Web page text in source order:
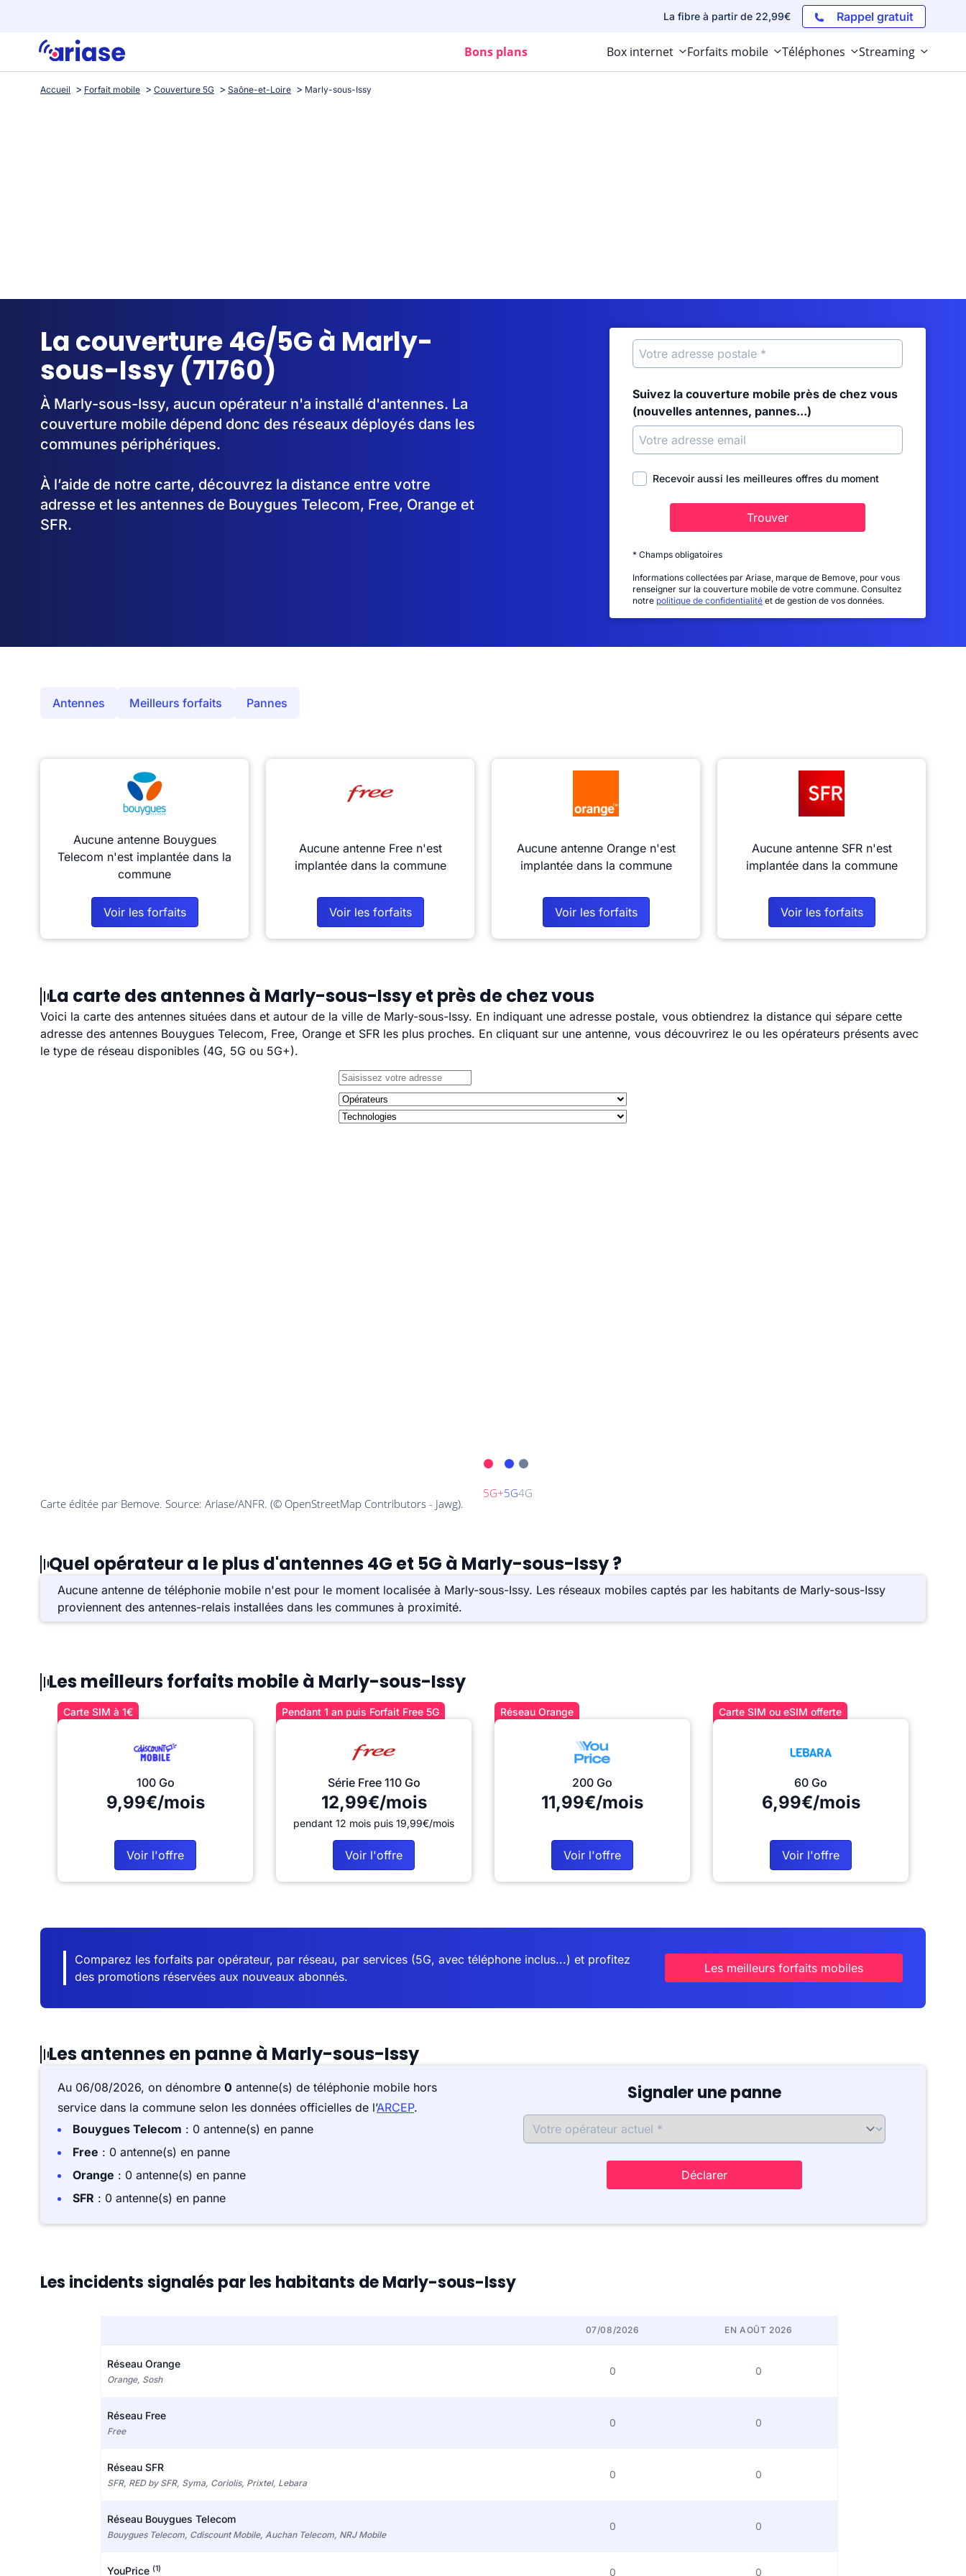
La fibre à partir de 22,99€ Rappel gratuit
Bons plans Box internet Forfaits mobile Téléphones Streaming
Accueil Forfait mobile Couverture 5G Saône-et-Loire Marly-sous-Issy
La couverture 4G/5G à Marly-
sous-Issy (71760)
À Marly-sous-Issy, aucun opérateur n'a installé d'antennes. La
couverture mobile dépend donc des réseaux déployés dans les
communes périphériques.
À l’aide de notre carte, découvrez la distance entre votre
adresse et les antennes de Bouygues Telecom, Free, Orange et
SFR.
Suivez la couverture mobile près de chez vous
(nouvelles antennes, pannes...)
Recevoir aussi les meilleures offres du moment
Trouver
* Champs obligatoires
Informations collectées par Ariase, marque de Bemove, pour vous
renseigner sur la couverture mobile de votre commune. Consultez
notre politique de confidentialité et de gestion de vos données.
Antennes Meilleurs forfaits Pannes
Aucune antenne Bouygues
Telecom n'est implantée dans la
commune
Voir les forfaits
Aucune antenne Free n'est
implantée dans la commune
Voir les forfaits
Aucune antenne Orange n'est
implantée dans la commune
Voir les forfaits
Aucune antenne SFR n'est
implantée dans la commune
Voir les forfaits
La carte des antennes à Marly-sous-Issy et près de chez vous
Voici la carte des antennes situées dans et autour de la ville de Marly-sous-Issy. En indiquant une adresse postale, vous obtiendrez la distance qui sépare cette
adresse des antennes Bouygues Telecom, Free, Orange et SFR les plus proches. En cliquant sur une antenne, vous découvrirez le ou les opérateurs présents avec
le type de réseau disponibles (4G, 5G ou 5G+).
Quel opérateur a le plus d'antennes 4G et 5G à Marly-sous-Issy ?
Aucune antenne de téléphonie mobile n'est pour le moment localisée à Marly-sous-Issy. Les réseaux mobiles captés par les habitants de Marly-sous-Issy
proviennent des antennes-relais installées dans les communes à proximité.
Les meilleurs forfaits mobile à Marly-sous-Issy
Carte SIM à 1€
100 Go
9,99€/mois
Voir l'offre
Pendant 1 an puis Forfait Free 5G
Série Free 110 Go
12,99€/mois
pendant 12 mois puis 19,99€/mois
Voir l'offre
Réseau Orange
200 Go
11,99€/mois
Voir l'offre
Carte SIM ou eSIM offerte
60 Go
6,99€/mois
Voir l'offre
Comparez les forfaits par opérateur, par réseau, par services (5G, avec téléphone inclus...) et profitez
des promotions réservées aux nouveaux abonnés.
Les meilleurs forfaits mobiles
Les antennes en panne à Marly-sous-Issy
Au 06/08/2026, on dénombre 0 antenne(s) de téléphonie mobile hors
service dans la commune selon les données officielles de l’ARCEP.
Bouygues Telecom : 0 antenne(s) en panne
Free : 0 antenne(s) en panne
Orange : 0 antenne(s) en panne
SFR : 0 antenne(s) en panne
Signaler une panne
Déclarer
Les incidents signalés par les habitants de Marly-sous-Issy
07/08/2026 EN AOÛT 2026
Réseau Orange
Orange, Sosh
0 0
Réseau Free
Free
0 0
Réseau SFR
SFR, RED by SFR, Syma, Coriolis, Prixtel, Lebara
0 0
Réseau Bouygues Telecom
Bouygues Telecom, Cdiscount Mobile, Auchan Telecom, NRJ Mobile
0 0
YouPrice (1) 0 0